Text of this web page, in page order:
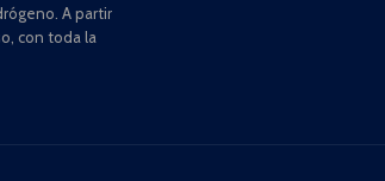
A partir
con toda la